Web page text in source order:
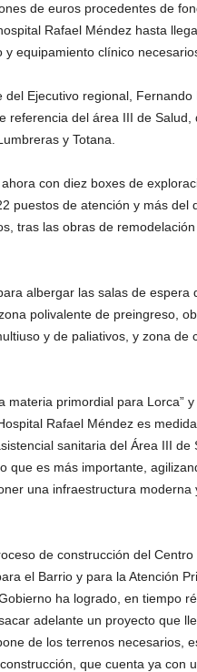
de euros procedentes de
Rafael Méndez hasta
equipamiento clínico
Ejecutivo regional, Fernando
referencia del área III de Salud,
y Totana.
con diez boxes de
puestos de atención y más del
tras las obras de
albergar las salas de espera
polivalente de preingreso,
y de paliativos, y zona de
materia primordial para Lorca”
Rafael Méndez es
sanitaria del Área III de
que es más importante,
una infraestructura moderna
de construcción del Centro
el Barrio y para la Atención
ha logrado, en tiempo
adelante un proyecto que
de los terrenos necesarios,
que cuenta ya con